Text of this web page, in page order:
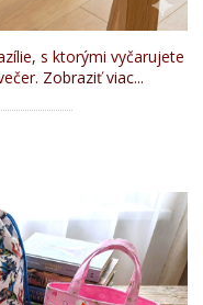
s ktorými vyčarujete
Zobraziť viac...